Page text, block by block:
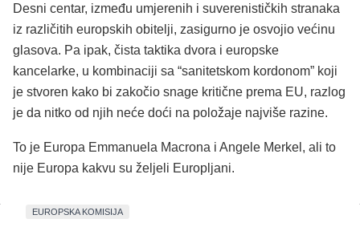
Desni centar, između umjerenih i suverenističkih stranaka
iz različitih europskih obitelji, zasigurno je osvojio većinu
glasova. Pa ipak, čista taktika dvora i europske
kancelarke, u kombinaciji sa “sanitetskom kordonom” koji
je stvoren kako bi zakočio snage kritične prema EU, razlog
je da nitko od njih neće doći na položaje najviše razine.
To je Europa Emmanuela Macrona i Angele Merkel, ali to
nije Europa kakvu su željeli Europljani.
EUROPSKA KOMISIJA